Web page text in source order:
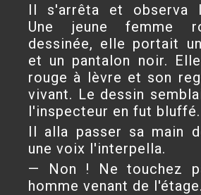
Il s'arrêta et observa
Une jeune femme
dessinée, elle portait
et un pantalon noir.
rouge à lèvre et son
vivant. Le dessin
l'inspecteur en fut bluffé.
Il alla passer sa main
une voix l'interpella.
— Non ! Ne touchez
homme venant de l'étage.